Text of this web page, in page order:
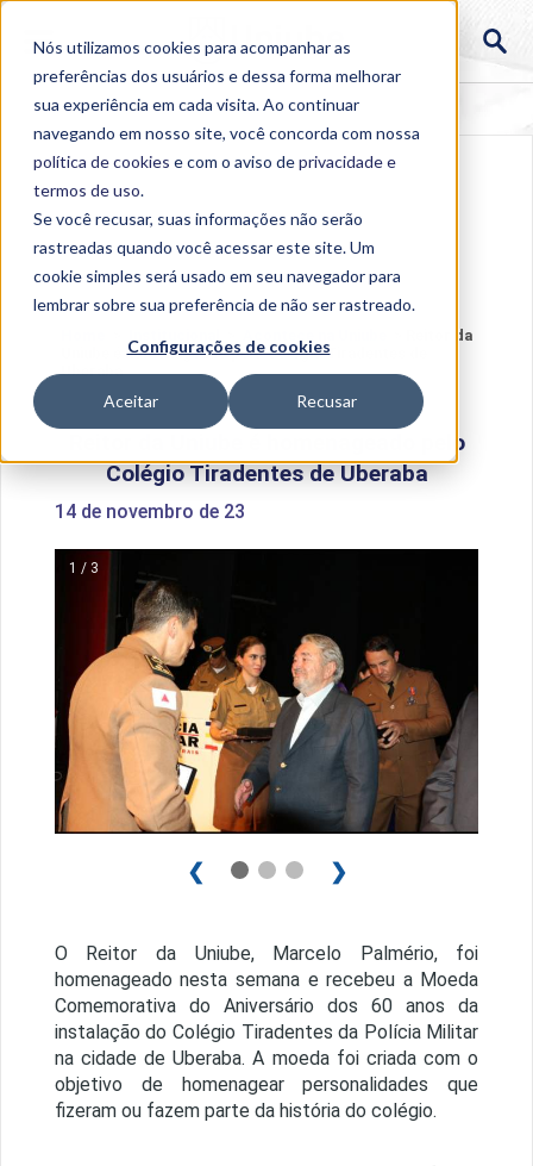
Nós utilizamos cookies para acompanhar as
preferências dos usuários e dessa forma melhorar
sua experiência em cada visita. Ao continuar
navegando em nosso site, você concorda com nossa
política de cookies e com o aviso deprivacidade e
termos de uso.
Se você recusar, suas informações não serão
rastreadas quando você acessar este site. Um
cookie simples será usado em seu navegador para
lembrar sobre sua preferência de não ser rastreado.
Configurações de cookies
Aceitar Recusar
Reitor da
Uniube é homenageado pelo Colégio Tiradentes de
Uberaba
Reitor da Uniube é homenageado pelo
Colégio Tiradentes de Uberaba
14 de novembro de 23
1 / 3
❮ ❯
O Reitor da Uniube, Marcelo Palmério, foi
homenageado nesta semana e recebeu a Moeda
Comemorativa do Aniversário dos 60 anos da
instalação do Colégio Tiradentes da Polícia Militar
na cidade de Uberaba. A moeda foi criada com o
objetivo de homenagear personalidades que
fizeram ou fazem parte da história do colégio.